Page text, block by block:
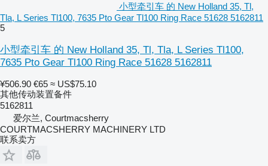
小型牵引车 的 New Holland 35, Tl,
Tla, L Series Tl100, 7635 Pto Gear Tl100 Ring Race 51628 5162811
5
小型牵引车 的 New Holland 35, Tl, Tla, L Series Tl100,
7635 Pto Gear Tl100 Ring Race 51628 5162811
¥506.90 €65 ≈ US$75.10
其他传动装置备件
5162811
爱尔兰, Courtmacsherry
COURTMACSHERRY MACHINERY LTD
联系卖方